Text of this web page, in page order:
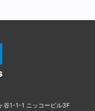
谷1-1-1 ニッコービル3F